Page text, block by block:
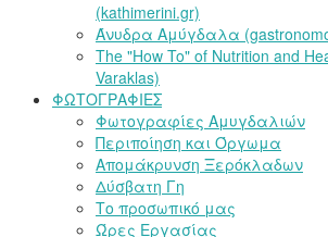
(kathimerini.gr)
Άνυδρα Αμύγδαλα
The "How To" of Nutrition and
Varaklas)
ΦΩΤΟΓΡΑΦΙΕΣ
Φωτογραφίες Αμυγδαλιών
Περιποίηση και Όργωμα
Απομάκρυνση Ξερόκλαδων
Δύσβατη Γη
Το προσωπικό μας
Ώρες Εργασίας